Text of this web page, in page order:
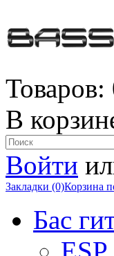
В
Войти
Закладки (0)Корзина
Бас